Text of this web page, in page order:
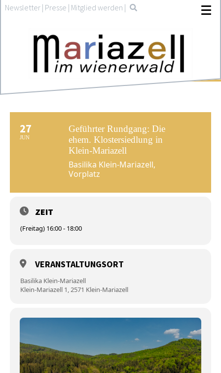
Newsletter | Presse | Mitglied werden |
27
JUN
Geführter Rundgang: Die
ehem. Klostersiedlung in
Klein-Mariazell
Basilika Klein-Mariazell,
Vorplatz
ZEIT
(Freitag) 16:00 - 18:00
VERANSTALTUNGSORT
Basilika Klein-Mariazell
Klein-Mariazell 1, 2571 Klein-Mariazell